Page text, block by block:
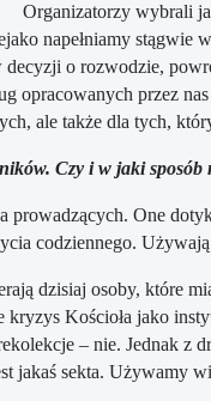
Organizatorzy wybrali
napełniamy
o rozwodzie,
opracowanych przez
ale także dla tych,
Czy i w jaki
prowadzących. One
codziennego.
dzisiaj osoby, które
Kościoła jako
– nie. Jednak z
jakaś sekta. Używamy